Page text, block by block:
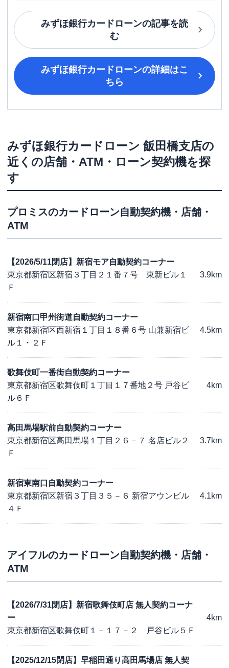
みずほ銀行カードローンの記事を読
む
みずほ銀行カードローンの詳細はこ
ちら
みずほ銀行カードローン 飯田橋支店の
近くの店舗・ATM・ローン契約機を探
す
プロミスのカードローン自動契約機・店舗・
ATM
【2026/5/11閉店】新宿モア自動契約コーナー
東京都新宿区新宿３丁目２１番７号 東新ビル１
Ｆ
3.9km
新宿南口甲州街道自動契約コーナー
東京都新宿区西新宿１丁目１８番６号 山兼新宿ビ
ル１・２Ｆ
4.5km
歌舞伎町一番街自動契約コーナー
東京都新宿区歌舞伎町１丁目１７番地２号 戸谷ビ
ル６Ｆ
4km
高田馬場駅前自動契約コーナー
東京都新宿区高田馬場１丁目２６－７ 名店ビル２
Ｆ
3.7km
新宿東南口自動契約コーナー
東京都新宿区新宿３丁目３５－６ 新宿アウンビル
４Ｆ
4.1km
アイフルのカードローン自動契約機・店舗・
ATM
【2026/7/31閉店】新宿歌舞伎町店 無人契約コーナ
ー
東京都新宿区歌舞伎町１－１７－２ 戸谷ビル５Ｆ
4km
【2025/12/15閉店】早稲田通り高田馬場店 無人契